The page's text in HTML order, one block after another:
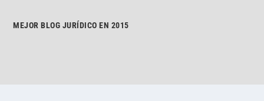
MEJOR BLOG JURÍDICO EN 2015